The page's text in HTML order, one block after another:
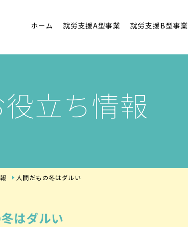
ホーム 就労支援A型事業 就労支援B型事業
役立ち情報
人間だもの冬はダルい
はダルい